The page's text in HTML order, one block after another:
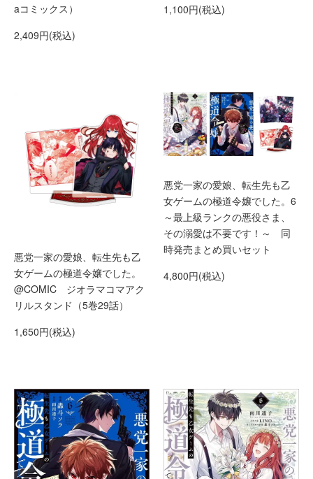
aコミックス）
2,409円(税込)
1,100円(税込)
悪党一家の愛娘、転生先も乙
女ゲームの極道令嬢でした。
@COMIC ジオラマコマアク
リルスタンド（5巻29話）
1,650円(税込)
悪党一家の愛娘、転生先も乙
女ゲームの極道令嬢でした。6
～最上級ランクの悪役さま、
その溺愛は不要です！～ 同
時発売まとめ買いセット
4,800円(税込)